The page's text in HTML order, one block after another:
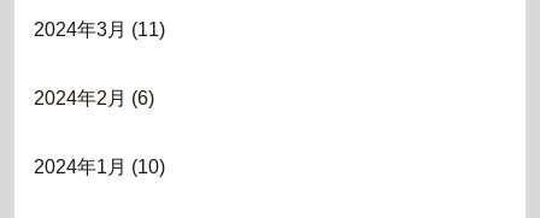
2024年3月 (11)
2024年2月 (6)
2024年1月 (10)